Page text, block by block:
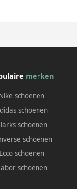
merken
Nike schoenen
schoenen
schoenen
schoenen
Ecco schoenen
schoenen